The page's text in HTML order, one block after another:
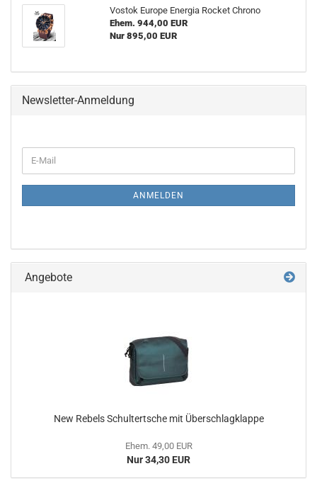
Vostok Europe Energia Rocket Chrono
Ehem. 944,00 EUR
Nur 895,00 EUR
Newsletter-Anmeldung
ZUR
E-
Mail
ANMELDEN
Angebote
New Rebels Schultertsche mit Überschlagklappe
Ehem. 49,00 EUR
Nur 34,30 EUR